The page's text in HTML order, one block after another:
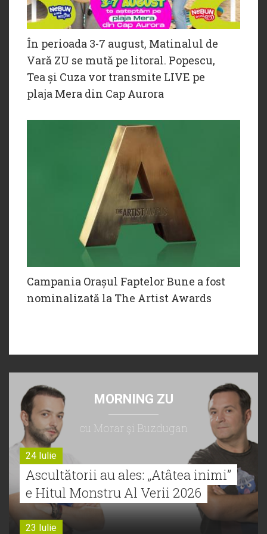
În perioada 3-7 august, Matinalul de
Vară ZU se mută pe litoral. Popescu,
Tea și Cuza vor transmite LIVE pe
plaja Mera din Cap Aurora
Campania Orașul Faptelor Bune a fost
nominalizată la The Artist Awards
MORNING ZU
cu Morar şi Buzdugan
24 Iulie
Ascultătorii au ales: „Atâtea inimi”
e Hitul Monstru Al Verii 2026
23 Iulie